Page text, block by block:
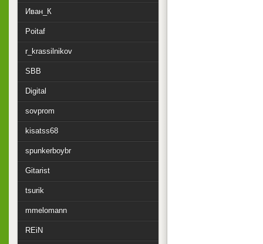
Иван_К
Poitaf
r_krassilnikov
SBB
Digital
sovprom
kisatss68
spunkerboybr
Gitarist
tsurik
mmelomann
REiN